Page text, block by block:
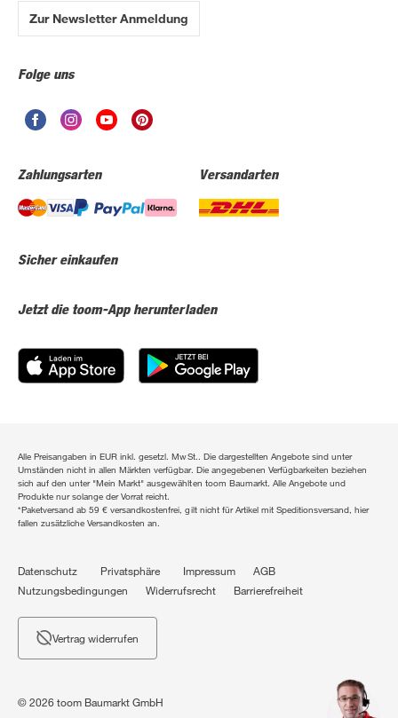
Zur Newsletter Anmeldung
Folge uns
Zahlungsarten Versandarten
Sicher einkaufen
Jetzt die toom-App herunterladen
Alle Preisangaben in EUR inkl. gesetzl. MwSt.. Die dargestellten Angebote sind unter
Umständen nicht in allen Märkten verfügbar. Die angegebenen Verfügbarkeiten beziehen
sich auf den unter "Mein Markt" ausgewählten toom Baumarkt. Alle Angebote und
Produkte nur solange der Vorrat reicht.
*Paketversand ab 59 € versandkostenfrei, gilt nicht für Artikel mit Speditionsversand, hier
fallen zusätzliche Versandkosten an.
Datenschutz Privatsphäre Impressum
AGB
Nutzungsbedingungen
Widerrufsrecht Barrierefreiheit
Vertrag widerrufen
© 2026 toom Baumarkt GmbH